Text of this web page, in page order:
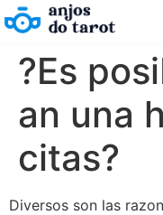
?Es
an una
citas?
Diversos son las